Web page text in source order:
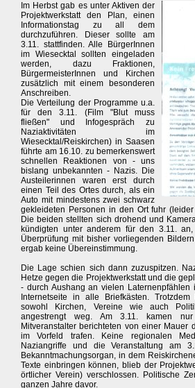
Im Herbst gab es unter Aktiven der
Projektwerkstatt den Plan, einen
Informationstag zu all dem
durchzuführen. Dieser sollte am
3.11. stattfinden. Alle BürgerInnen
im Wiesecktal sollten eingeladen
werden, dazu Fraktionen,
BürgermeisterInnen und Kirchen
zusätzlich mit einem besonderen
Anschreiben.
Die Verteilung der Programme u.a.
für den 3.11. (Film "Blut muss
fließen" und Infogespräch zu
Naziaktivitäten im
Wiesecktal/Reiskirchen) in Saasen
führte am 16.10. zu bemerkenswert
schnellen Reaktionen von - uns
bislang unbekannten - Nazis. Die
Austeilerinnen waren erst durch
einen Teil des Ortes durch, als ein
Auto mit mindestens zwei schwarz
gekleideten Personen in den Ort fuhr
Die beiden stellten sich drohend und
kündigten unter anderem für den 3.11.
Überprüfung mit bisher vorliegenden
ergab keine Übereinstimmung.
Die Lage schien sich dann zuzuspitzen.
Hetze gegen die Projektwerkstatt und die
- durch Aushang an vielen
Internetseite in alle Briefkästen.
sowohl Kirchen, Vereine wie auch
angestrengt weg. Am 3.11. kamen
Mitveranstalter berichteten von einer Mauer
im Vorfeld trafen. Keine regionalen
Naziangriffe und die Veranstaltung am
Bekanntmachungsorgan, in dem
Texte einbringen können, blieb der
örtlicher Verein) verschlossen. Politische
ganzen Jahre davor.